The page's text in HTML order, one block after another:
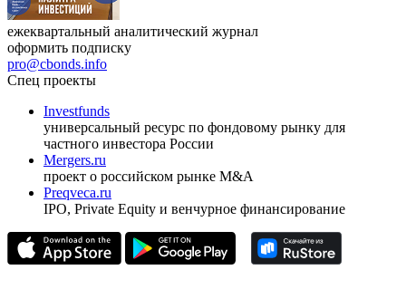
ежеквартальный аналитический журнал
оформить подписку
pro@cbonds.info
Спец проекты
Investfunds
универсальный ресурс по фондовому рынку для
частного инвестора России
Mergers.ru
проект о российском рынке M&A
Preqveca.ru
IPO, Private Equity и венчурное финансирование